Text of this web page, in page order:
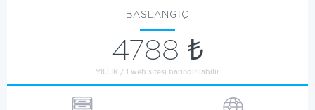
BAŞLANGIÇ
4788 ₺
YILLIK / 1 web sitesi barındırılabilir